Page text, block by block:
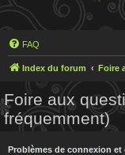
FAQ
Index du forum Foire
Foire aux
fréquemment)
Problèmes de connexion et